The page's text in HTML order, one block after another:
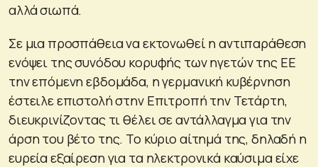
αλλά σιωπά.
Σε μια προσπάθεια να εκτονωθεί η αντιπαράθεση
ενόψει της συνόδου κορυφής των ηγετών της ΕΕ
την επόμενη εβδομάδα, η γερμανική κυβέρνηση
έστειλε επιστολή στην Επιτροπή την Τετάρτη,
διευκρινίζοντας τι θέλει σε αντάλλαγμα για την
άρση του βέτο της. Το κύριο αίτημά της, δηλαδή η
ευρεία εξαίρεση για τα ηλεκτρονικά καύσιμα είχε